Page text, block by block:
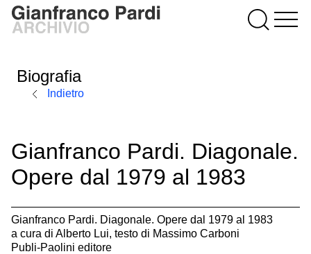
Biografia
Indietro
Gianfranco Pardi. Diagonale.
Opere dal 1979 al 1983
Gianfranco Pardi. Diagonale. Opere dal 1979 al 1983
a cura di Alberto Lui, testo di Massimo Carboni
Publi-Paolini editore